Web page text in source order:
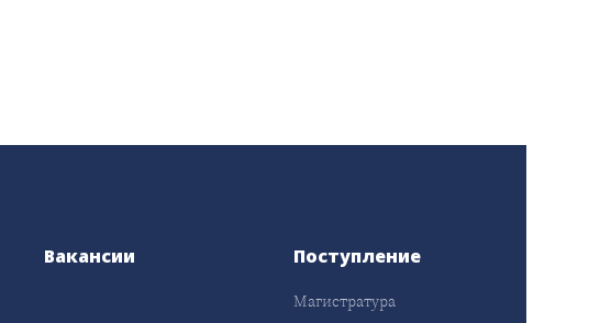
Вакансии Поступление
Магистратура